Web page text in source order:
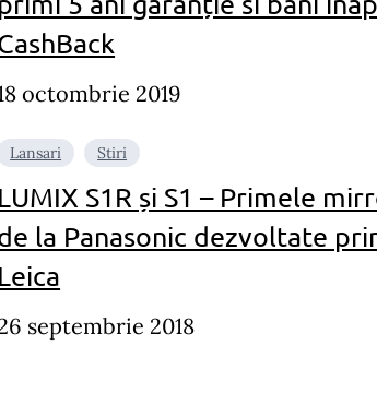
octombrie 2019
Lansari Stiri
LUMIX S1R și S1 – Primele
la Panasonic dezvoltate
Leica
septembrie 2018